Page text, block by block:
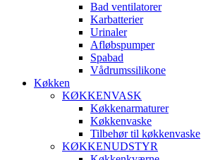
Bad ventilatorer
Karbatterier
Urinaler
Afløbspumper
Spabad
Vådrumssilikone
Køkken
KØKKENVASK
Køkkenarmaturer
Køkkenvaske
Tilbehør til køkkenvaske
KØKKENUDSTYR